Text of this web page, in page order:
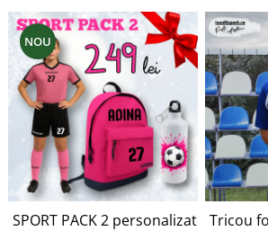
NOU
SPORT PACK 2 personalizat ROZTricou